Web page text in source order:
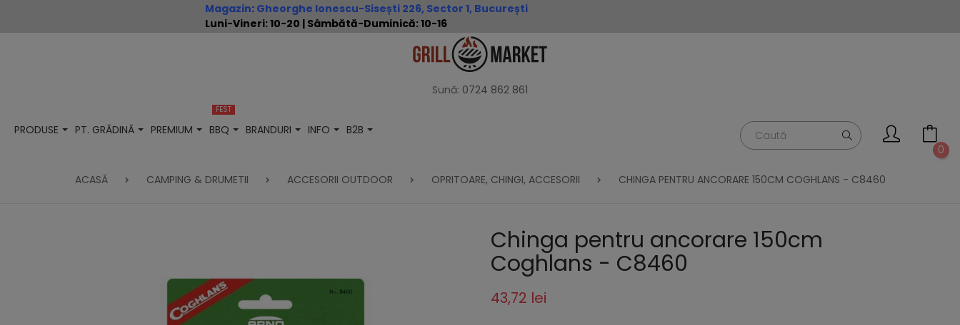
Magazin: Gheorghe Ionescu-Sisești 226, Sector 1, București
Luni-Vineri: 10-20 | Sâmbătă-Duminică: 10-16
Sună: 0724 862 861
PRODUSE PT. GRĂDINĂ PREMIUM BBQ
FEST
BRANDURI INFO
B2B
0
ACASĂ CAMPING & DRUMETII ACCESORII OUTDOOR OPRITOARE, CHINGI, ACCESORII CHINGA PENTRU ANCORARE 150CM COGHLANS - C8460
Chinga pentru ancorare 150cm
Coghlans - C8460
43,72 lei